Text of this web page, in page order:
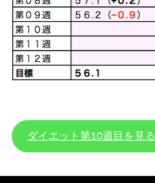
ダイエット第10週目を見る